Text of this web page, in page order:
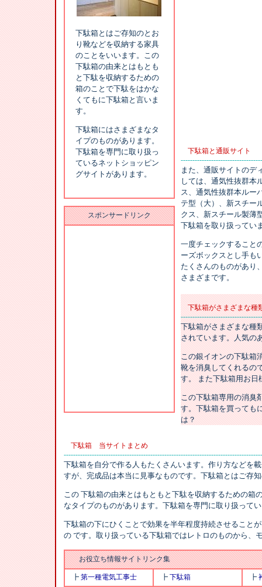
下駄箱とはご存知のとお
り靴などを収納する家具
のことをいいます。この
下駄箱の由来とはもとも
と下駄を収納するための
箱のことで下駄をはかな
くてもに下駄箱と言いま
す。
下駄箱にはさまざまなタ
イプのものがあります。
下駄箱を専門に取り扱っ
ているネットショッピン
グサイトがあります。
スポンサードリンク
下駄箱と通販サイト
また、通販サイトのデ
しては、通気性抜群本
ス、通気性抜群本ルー
テ型（大）、新スチー
クス、新スチール製薄
下駄箱を取り扱ってい
一度チェックすること
ーズボックスとし手も
たくさんのものがあり
さまざまです。
下駄箱がさまざまな種
下駄箱がさまざまな種
されています。人気の
この銀イオンの下駄箱
靴を消臭してくれるの
す。 また下駄箱用お日
この下駄箱専用の消臭
す。下駄箱を買っても
は？
下駄箱 当サイトまとめ
下駄箱を自分で作る人もたくさんいます。作り方などを
すが、完成品は本当に見事なものです。下駄箱とはご存
この 下駄箱の由来とはもともと下駄を収納するための箱
なタイプのものがあります。下駄箱を専門に取り扱って
下駄箱の下にひくことで効果を半年程度持続させること
の です。取り扱っている下駄箱ではレトロのものから、
お役立ち情報サイトリンク集
┣ 第一種電気工事士 ┣ 下駄箱 ┣